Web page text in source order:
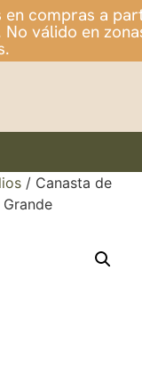
en compras a
válido en
/ Canasta de